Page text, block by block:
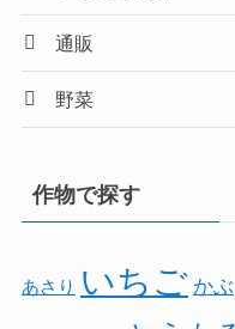
通販
野菜
作物で探す
あさり いちご かぶ